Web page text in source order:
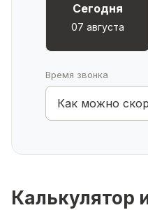
Сегодня
07 августа
Время звонка
Как можно
Калькулятор